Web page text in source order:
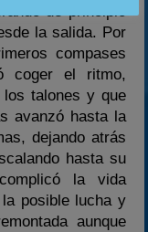
la salida. Por
compases
coger el ritmo,
los talones y que
avanzó hasta la
dejando atrás
hasta su
la vida
posible lucha y
aunque